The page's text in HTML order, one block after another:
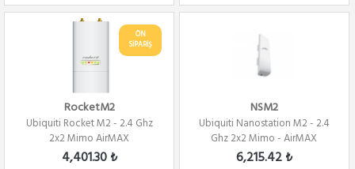
ÖN
SİPARİŞ
RocketM2
Ubiquiti Rocket M2 - 2.4 Ghz
2x2 Mimo AirMAX
4,401.30 ₺
NSM2
Ubiquiti Nanostation M2 - 2.4
Ghz 2x2 Mimo - AirMAX
6,215.42 ₺